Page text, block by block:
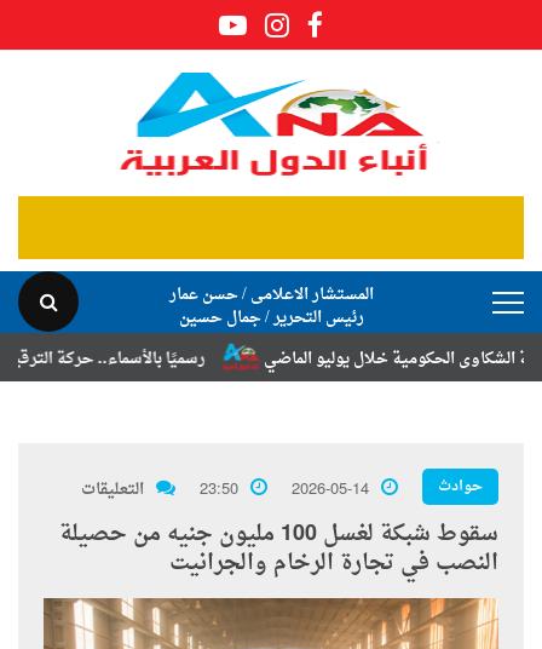
المستشار الاعلامى / حسن عمار
رئيس التحرير / جمال حسين
رسميًا بالأسماء.. حركة الترقيات
الحكومية خلال يوليو الماضي
حوادث 2026-05-14
23:50 التعليقات
سقوط شبكة لغسل 100 مليون جنيه من حصيلة
النصب في تجارة الرخام والجرانيت